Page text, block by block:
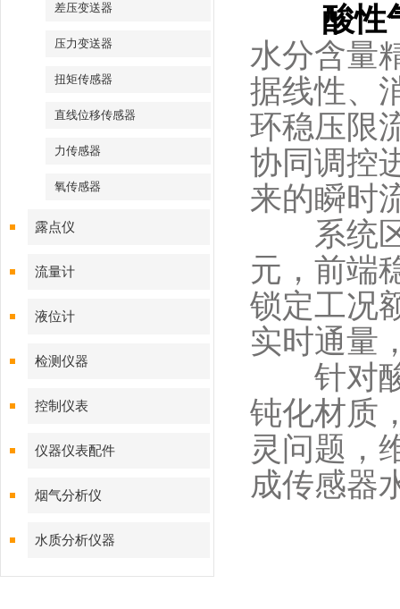
差压变送器
压力变送器
扭矩传感器
直线位移传感器
力传感器
氧传感器
露点仪
流量计
液位计
检测仪器
控制仪表
仪器仪表配件
烟气分析仪
水质分析仪器
酸性
水分含量
据线性、
环稳压限
协同调控
来的瞬时
系统区
元，前端
锁定工况
实时通量
针对酸
钝化材质
灵问题，
成传感器